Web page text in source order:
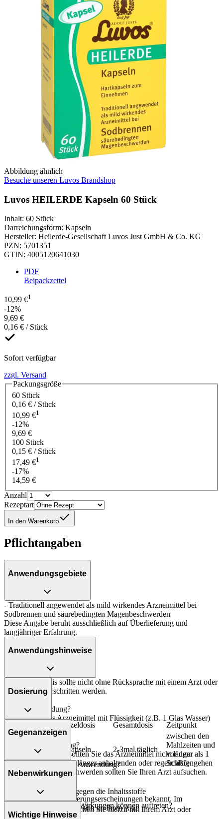
Abbildung ähnlich
Besuche unseren Luvos Brandshop
Luvos HEILERDE Kapseln 60 Stück
Inhalt: 60 Stück
Darreichungsform: Kapseln
Hersteller: Heilerde-Gesellschaft Luvos Just GmbH & Co. KG
PZN: 5701351
GTIN: 4005120641030
PDF
Beipackzettel
10,99 €1
-12%
9,69 €
0,16 € / Stück
Sofort verfügbar
zzgl. Versand
Packungsgröße
60 Stück
0,16 € / Stück
10,99 €1
-12%
9,69 €
100 Stück
0,15 € / Stück
17,49 €1
-17%
14,59 €
Anzahl
Rezeptart
In den Warenkorb
Pflichtangaben
Anwendungsgebiete
- Traditionell angewendet als mild wirkendes Arzneimittel bei
Sodbrennen und säurebedingten Magenbeschwerden
Diese Angabe beruht ausschließlich auf Überlieferung und
langjähriger Erfahrung.
Anwendungshinweise
Die Gesamtdosis sollte nicht ohne Rücksprache mit einem Arzt oder
Apotheker überschritten werden.
Art der Anwendung?
Nehmen Sie das Arzneimittel mit Flüssigkeit (z.B. 1 Glas Wasser)
Dauer der Anwendung?
Ohne ärztlichen Rat sollten Sie das Arzneimittel nicht länger als 1
Woche anwenden. Bei länger anhaltenden oder regelmäßig
wiederkehrenden Beschwerden sollten Sie Ihren Arzt aufsuchen.
Überdosierung?
Es sind keine Überdosierungserscheinungen bekannt. Im
Zweifelsfall wenden Sie sich an Ihren Arzt.
Dosierung
Einzeldosis Gesamtdosis Zeitpunkt
Erwachsene 3 Kapseln 2-3mal täglich
zwischen den
Mahlzeiten und
vor dem
Schlafengehen
Gegenanzeigen
Was spricht gegen eine Anwendung?
- Überempfindlichkeit gegen die Inhaltsstoffe
Unter Umständen - sprechen Sie hierzu mit Ihrem Arzt oder
Nebenwirkungen
Welche unerwünschten Wirkungen können auftreten?
Wichtige Hinweise